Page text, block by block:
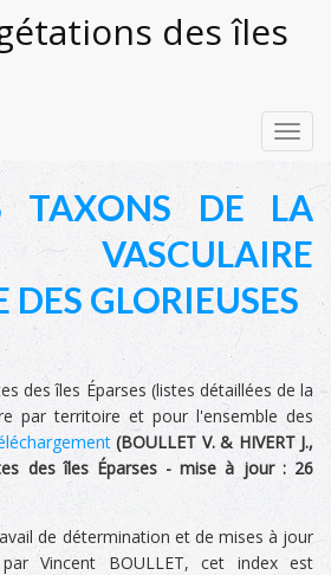
des îles
TAXONS DE LA
DES GLORIEUSES
des îles Éparses (listes détaillées de la
par territoire et pour l'ensemble des
(BOULLET V. & HIVERT J.,
des îles Éparses -mise à jour : 26
de détermination et de mises à jour
Vincent BOULLET, cet index est